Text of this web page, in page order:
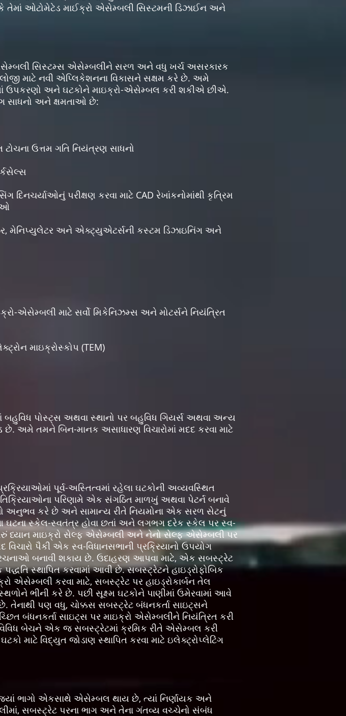
ઓટોમેટેડ માઈક્રો એસેમ્બલી સિસ્ટમની ડિઝાઈન અને
સિસ્ટમ્સ એસેમ્બલીને સરળ અને વધુ ખર્ચ અસરકારક
માટે નવી એપ્લિકેશનના વિકાસને સક્ષમ કરે છે. અમે
ઉપકરણો અને ઘટકોને માઇક્રો-એસેમ્બલ કરી શકીએ છીએ.
સાધનો અને ક્ષમતાઓ છે:
ઉત્તમ ગતિ નિયંત્રણ સાધનો
દિનચર્યાઓનું પરીક્ષણ કરવા માટે CAD રેખાંકનોમાંથી કૃત્રિમ
મેનિપ્યુલેટર અને એક્ટ્યુએટર્સની કસ્ટમ ડિઝાઇનિંગ અને
એસેમ્બલી માટે સર્વો મિકેનિઝમ્સ અને મોટર્સને નિયંત્રિત
માઇક્રોસ્કોપ (TEM)
પોસ્ટ્સ અથવા સ્થાનો પર બહુવિધ ગિયર્સ અથવા અન્ય
અમે તમને બિન-માનક અસાધારણ વિચારોમાં મદદ કરવા માટે
પૂર્વ-અસ્તિત્વમાં રહેલા ઘટકોની અવ્યવસ્થિત
પરિણામે એક સંગઠિત માળખું અથવા પેટર્ન બનાવે
અનુભવ કરે છે અને સામાન્ય રીતે નિયમોના એક સરળ સેટનું
સ્કેલ-સ્વતંત્ર હોવા છતાં અને લગભગ દરેક સ્કેલ પર સ્વ-
ધ્યાન માઇક્રો સેલ્ફ એસેમ્બલી અને નેનો સેલ્ફ એસેમ્બલી પર
પૈકી એક સ્વ-વિધાનસભાની પ્રક્રિયાનો ઉપયોગ
રચનાઓ બનાવી શકાય છે. ઉદાહરણ આપવા માટે, એક સબસ્ટ્રેટ
સ્થાપિત કરવામાં આવી છે. સબસ્ટ્રેટને હાઇડ્રોફોબિક
એસેમ્બલી કરવા માટે, સબસ્ટ્રેટ પર હાઇડ્રોકાર્બન તેલ
ભીની કરે છે. પછી સૂક્ષ્મ ઘટકોને પાણીમાં ઉમેરવામાં આવે
પણ વધુ, ચોક્કસ સબસ્ટ્રેટ બંધનકર્તા સાઇટ્સને
બંધનકર્તા સાઇટ્સ પર માઇક્રો એસેમ્બલીને નિયંત્રિત કરી
બેચને એક જ સબસ્ટ્રેટમાં ક્રમિક રીતે એસેમ્બલ કરી
માટે વિદ્યુત જોડાણ સ્થાપિત કરવા માટે ઇલેક્ટ્રોપ્લેટિંગ
ભાગો એકસાથે એસેમ્બલ થાય છે, ત્યાં નિર્ણાયક અને
સબસ્ટ્રેટ પરના ભાગ અને તેના ગંતવ્ય વચ્ચેનો સંબંધ